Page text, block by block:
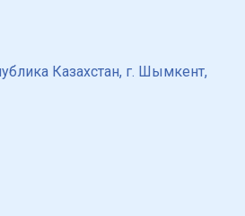
Казахстан, г. Шымкент,